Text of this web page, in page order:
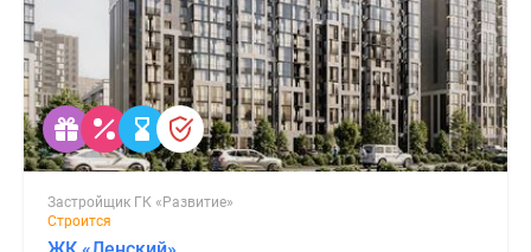
Застройщик ГК «Развитие»
Строится